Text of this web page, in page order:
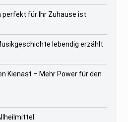
perfekt für Ihr Zuhause ist
lebendig erzählt
Kienast – Mehr Power für den